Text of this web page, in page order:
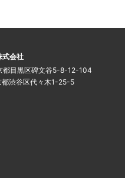
式会社
目黒区碑文谷5-8-12-104
渋谷区代々木1-25-5